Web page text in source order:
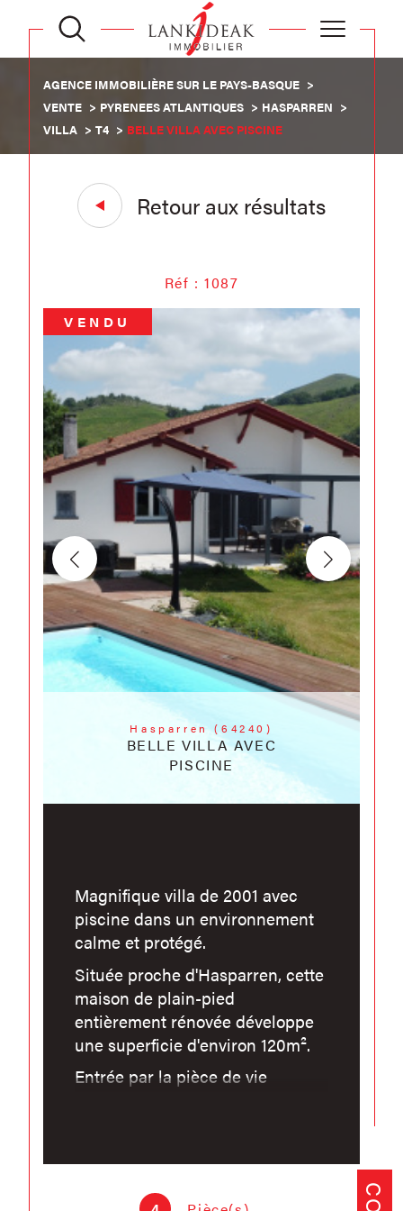
AGENCE IMMOBILIÈRE SUR LE PAYS-BASQUE
VENTE
PYRENEES ATLANTIQUES
HASPARREN
VILLA
T4 BELLE VILLA AVEC PISCINE
Retour aux résultats
Réf : 1087
VENDU
Hasparren (64240)
BELLE VILLA AVEC
PISCINE
Magnifique villa de 2001 avec
piscine dans un environnement
calme et protégé.
Située proche d'Hasparren, cette
maison de plain-pied
entièrement rénovée développe
une superficie d'environ 120m².
Entrée par la pièce de vie
vivre très lumineuse grâce à ses
nombreuses ouvertures